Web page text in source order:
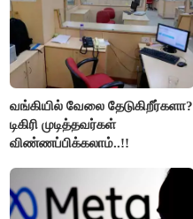
வங்கியில் வேலை தேடுகிறீர்களா?
டிகிரி முடித்தவர்கள்
விண்ணப்பிக்கலாம்..!!